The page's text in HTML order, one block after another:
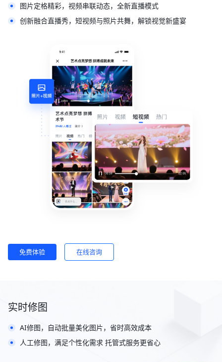
图片定格精彩，视频串联动态，全新直播模式
创新融合直播秀，短视频与照片共舞，解锁视觉新盛宴
免费体验 在线咨询
实时修图
AI修图，自动批量美化图片，省时高效成本
人工修图，满足个性化需求 托管式服务更省心